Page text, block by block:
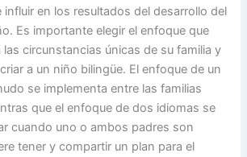
influir en los resultados del desarrollo del
Es importante elegir el enfoque que
las circunstancias únicas de su familia y
a un niño bilingüe. El enfoque de un
se implementa entre las familias
que el enfoque de dos idiomas se
cuando uno o ambos padres son
tener y compartir un plan para el